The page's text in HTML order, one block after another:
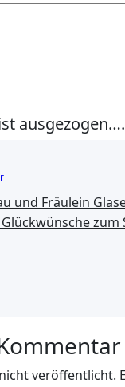
und Fräulein
zum
veröffentlicht.